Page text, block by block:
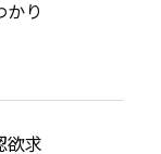
かり
欲求